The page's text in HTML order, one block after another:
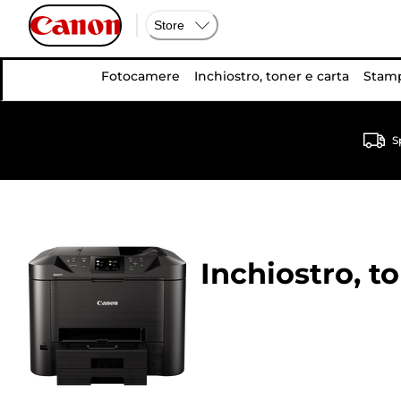
Store
Fotocamere Inchiostro, toner e carta
Inchiostro,